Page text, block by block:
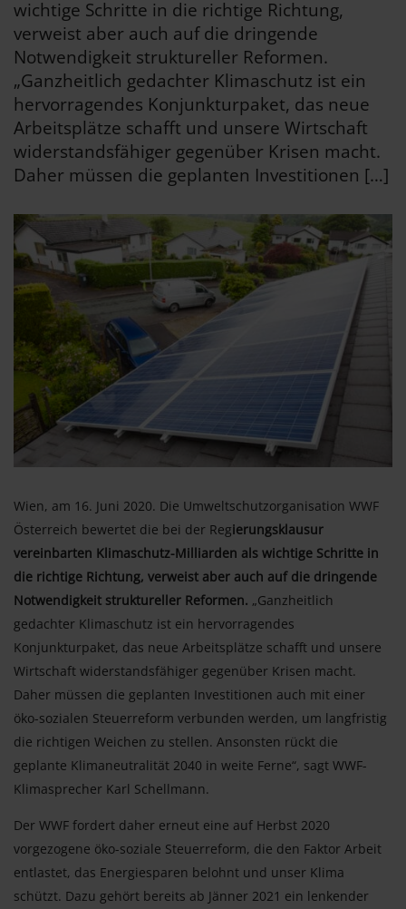
wichtige Schritte in die richtige Richtung,
verweist aber auch auf die dringende
Notwendigkeit struktureller Reformen.
„Ganzheitlich gedachter Klimaschutz ist ein
hervorragendes Konjunkturpaket, das neue
Arbeitsplätze schafft und unsere Wirtschaft
widerstandsfähiger gegenüber Krisen macht.
Daher müssen die geplanten Investitionen […]
Wien, am 16. Juni 2020. Die Umweltschutzorganisation WWF
Österreich bewertet die bei der Regierungsklausur
vereinbarten Klimaschutz-Milliarden als wichtige Schritte in
die richtige Richtung, verweist aber auch auf die dringende
Notwendigkeit struktureller Reformen. „Ganzheitlich
gedachter Klimaschutz ist ein hervorragendes
Konjunkturpaket, das neue Arbeitsplätze schafft und unsere
Wirtschaft widerstandsfähiger gegenüber Krisen macht.
Daher müssen die geplanten Investitionen auch mit einer
öko-sozialen Steuerreform verbunden werden, um langfristig
die richtigen Weichen zu stellen. Ansonsten rückt die
geplante Klimaneutralität 2040 in weite Ferne“, sagt WWF-
Klimasprecher Karl Schellmann.
Der WWF fordert daher erneut eine auf Herbst 2020
vorgezogene öko-soziale Steuerreform, die den Faktor Arbeit
entlastet, das Energiesparen belohnt und unser Klima
schützt. Dazu gehört bereits ab Jänner 2021 ein lenkender